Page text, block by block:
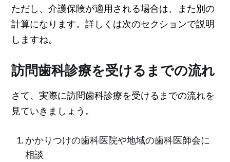
ただし、介護保険が適用される場合は、また別の
計算になります。詳しくは次のセクションで説明
しますね。
訪問歯科診療を受けるまでの流れ
さて、実際に訪問歯科診療を受けるまでの流れを
見ていきましょう。
かかりつけの歯科医院や地域の歯科医師会に
相談